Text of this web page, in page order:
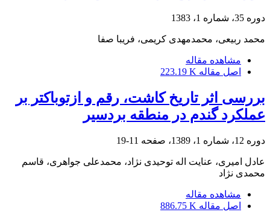
دوره 35، شماره 1، 1383
محمد ربیعی، محمدمهدی کریمی، فریبا صفا
مشاهده مقاله
اصل مقاله 223.19 K
بررسی اثر تاریخ کاشت، رقم و ازتوباکتر بر
عملکرد گندم در منطقه بردسیر
دوره 12، شماره 1، 1389، صفحه 11-19
عادل امیری، عنایت اله توحیدی نژاد، محمدعلی جواهری، قاسم
محمدی نژاد
مشاهده مقاله
اصل مقاله 886.75 K